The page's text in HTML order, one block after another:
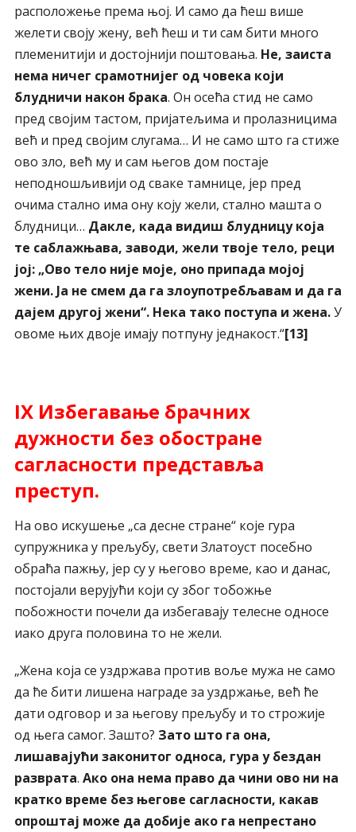
расположење према њој. И само да ћеш више
желети своју жену, већ ћеш и ти сам бити много
племенитији и достојнији поштовања. Не, заиста
нема ничег срамотнијег од човека који
блудничи након брака. Он осећа стид не само
пред својим тастом, пријатељима и пролазницима
већ и пред својим слугама… И не само што га стиже
ово зло, већ му и сам његов дом постаје
неподношљивији од сваке тамнице, јер пред
очима стално има ону коју жели, стално машта о
блудници… Дакле, када видиш блудницу која
те саблажњава, заводи, жели твоје тело, реци
јој: „Ово тело није моје, оно припада мојој
жени. Ја не смем да га злоупотребљавам и да га
дајем другој жени“. Нека тако поступа и жена.У
овоме њих двоје имају потпуну једнакост.“[13]
IX Избегавање брачних
дужности без обостране
сагласности представља
преступ.
На ово искушење „са десне стране“ које гура
супружника у прељубу, свети Златоуст посебно
обраћа пажњу, јер су у његово време, као и данас,
постојали верујући који су због тобожње
побожности почели да избегавају телесне односе
иако друга половина то не жели.
„Жена која се уздржава против воље мужа не само
да ће бити лишена награде за уздржање, већ ће
дати одговор и за његову прељубу и то строжије
од њега самог. Зашто? Зато што га она,
лишавајући законитог односа, гура у бездан
разврата. Ако она нема право да чини ово ни на
кратко време без његове сагласности, какав
опроштај може да добије ако га непрестано